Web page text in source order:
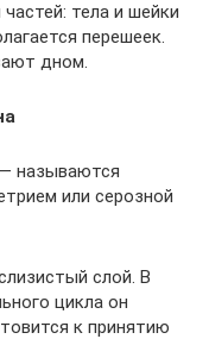
тела и шейки
перешеек.
дном.
называются
или серозной
слой. В
цикла он
к принятию